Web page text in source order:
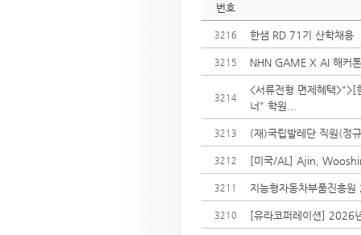
번호
3216 한샘 RD 71기 산학채용
3215 NHN GAME X AI 해커
3214
<서류전형 면제혜택>">[
너" 학원...
3213 (재)국립발레단 직원(정
3212 [미국/AL] Ajin,
3211 지능형자동차부품진흥
3210 [유라코퍼레이션] 2026